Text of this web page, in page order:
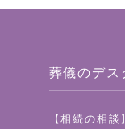
葬儀のデス
【相続の相